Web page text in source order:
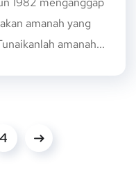
amanah yang
amanah...
4